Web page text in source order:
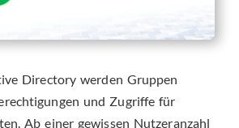
Directory werden Gruppen
und Zugriffe für
Ab einer gewissen Nutzeranzahl